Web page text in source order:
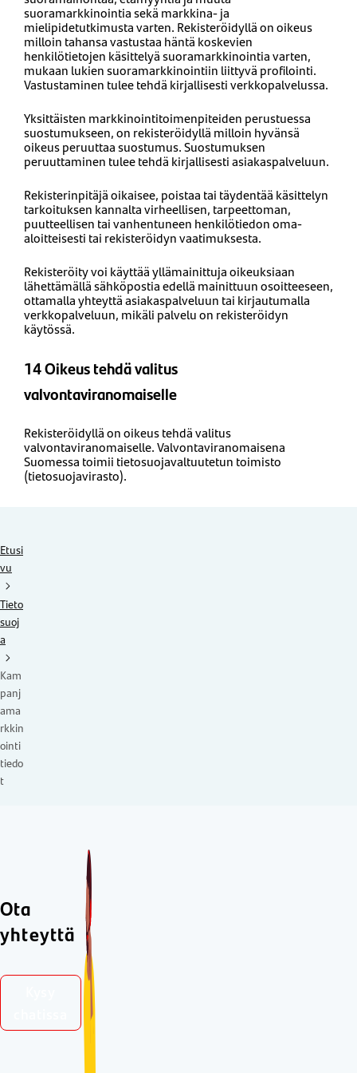
suoramarkkinointia sekä markkina- ja
mielipidetutkimusta varten. Rekisteröidyllä on oikeus
milloin tahansa vastustaa häntä koskevien
henkilötietojen käsittelyä suoramarkkinointia varten,
mukaan lukien suoramarkkinointiin liittyvä profilointi.
Vastustaminen tulee tehdä kirjallisesti verkkopalvelussa.
Yksittäisten markkinointitoimenpiteiden perustuessa
suostumukseen, on rekisteröidyllä milloin hyvänsä
oikeus peruuttaa suostumus. Suostumuksen
peruuttaminen tulee tehdä kirjallisesti asiakaspalveluun.
Rekisterinpitäjä oikaisee, poistaa tai täydentää käsittelyn
tarkoituksen kannalta virheellisen, tarpeettoman,
puutteellisen tai vanhentuneen henkilötiedon oma-
aloitteisesti tai rekisteröidyn vaatimuksesta.
Rekisteröity voi käyttää yllämainittuja oikeuksiaan
lähettämällä sähköpostia edellä mainittuun osoitteeseen,
ottamalla yhteyttä asiakaspalveluun tai kirjautumalla
verkkopalveluun, mikäli palvelu on rekisteröidyn
käytössä.
14 Oikeus tehdä valitus
valvontaviranomaiselle
Rekisteröidyllä on oikeus tehdä valitus
valvontaviranomaiselle. Valvontaviranomaisena
Suomessa toimii tietosuojavaltuutetun toimisto
(tietosuojavirasto).
Etusi
vu
Tieto
suoj
a
Kam
panj
ama
rkkin
ointi
tiedo
t
Ota
yhteyttä